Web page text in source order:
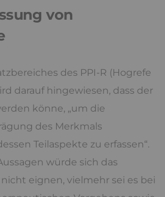
von
des PPI-R (Hogrefe
darauf hingewiesen, dass der
könne, „um die
des Merkmals
Teilaspekte zu erfassen“.
würde sich das
eignen, vielmehr sei es bei